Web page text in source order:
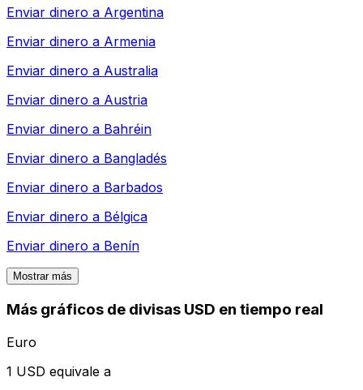
Enviar dinero a Argentina
Enviar dinero a Armenia
Enviar dinero a Australia
Enviar dinero a Austria
Enviar dinero a Bahréin
Enviar dinero a Bangladés
Enviar dinero a Barbados
Enviar dinero a Bélgica
Enviar dinero a Benín
Mostrar más
Más gráficos de divisas USD en tiempo real
Euro
1 USD equivale a